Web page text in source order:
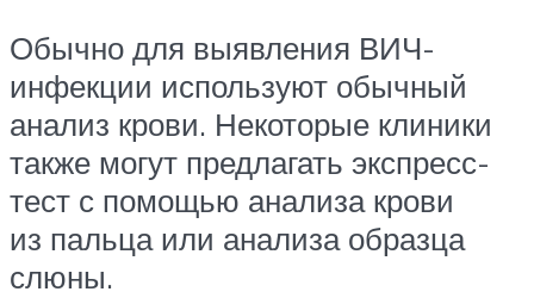
Обычно для выявления ВИЧ-
инфекции используют обычный
анализ крови. Некоторые клиники
также могут предлагать экспресс-
тест с помощью анализа крови
из пальца или анализа образца
слюны.